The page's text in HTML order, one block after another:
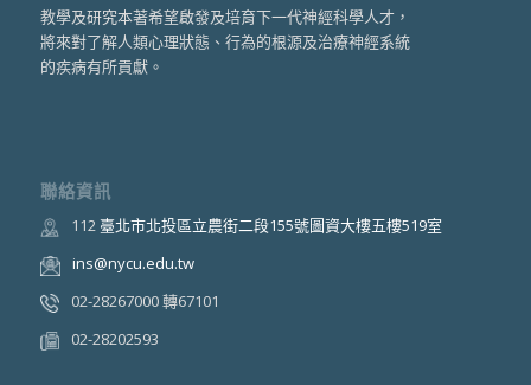
教學及研究本著希望啟發及培育下一代神經科學人才，
將來對了解人類心理狀態、行為的根源及治療神經系統
的疾病有所貢獻。
聯絡資訊
112臺北市北投區立農街二段155號圖資大樓五樓519室
ins@nycu.edu.tw
02-28267000 轉67101
02-28202593